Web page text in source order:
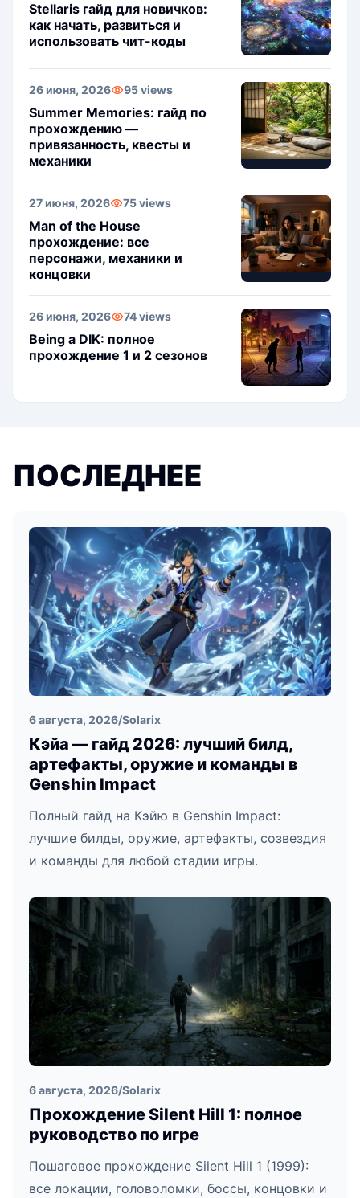
Stellaris гайд для новичков:
как начать, развиться и
использовать чит-коды
26 июня, 2026 95 views
Summer Memories: гайд по
прохождению —
привязанность, квесты и
механики
27 июня, 2026 75 views
Man of the House
прохождение: все
персонажи, механики и
концовки
26 июня, 2026 74 views
Being a DIK: полное
прохождение 1 и 2 сезонов
ПОСЛЕДНЕЕ
6 августа, 2026/Solarix
Кэйа — гайд 2026: лучший билд,
артефакты, оружие и команды в
Genshin Impact
Полный гайд на Кэйю в Genshin Impact:
лучшие билды, оружие, артефакты, созвездия
и команды для любой стадии игры.
6 августа, 2026/Solarix
Прохождение Silent Hill 1: полное
руководство по игре
Пошаговое прохождение Silent Hill 1 (1999):
все локации, головоломки, боссы, концовки и